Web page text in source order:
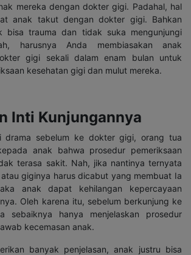
mereka dengan dokter gigi. Padahal, hal
anak takut dengan dokter gigi. Bahkan
bisa trauma dan tidak suka mengunjungi
harusnya Anda membiasakan anak
gigi sekali dalam enam bulan untuk
kesehatan gigi dan mulut mereka.
Inti Kunjungannya
drama sebelum ke dokter gigi, orang tua
anak bahwa prosedur pemeriksaan
terasa sakit. Nah, jika nantinya ternyata
giginya harus dicabut yang membuat Ia
anak dapat kehilangan kepercayaan
Oleh karena itu, sebelum berkunjung ke
sebaiknya hanya menjelaskan prosedur
kecemasan anak.
banyak penjelasan, anak justru bisa